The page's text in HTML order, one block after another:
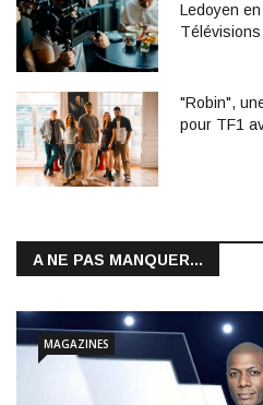
Ledoyen
Télévisions
"Robin",
pour TF1
A NE PAS MANQUER...
MAGAZINES